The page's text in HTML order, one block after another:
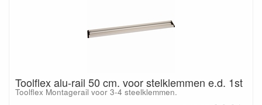
Toolflex alu-rail 50 cm. voor stelklemmen e.d. 1st
Toolflex Montagerail voor 3-4 steelklemmen.